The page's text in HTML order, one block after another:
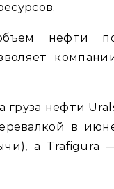
нефти
груза нефти
в
а Trafigura